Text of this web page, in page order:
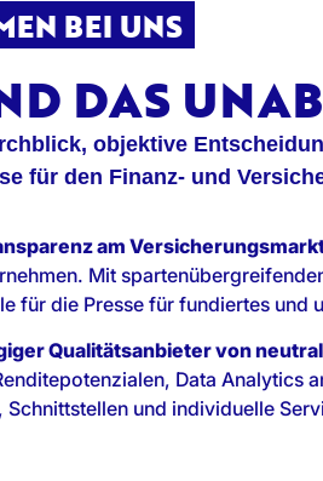
BEI UNS
DAS
objektive
für den Finanz- und
am
Mit
für die Presse für fundiertes und
Qualitätsanbieter von
Data Analytics
und individuelle